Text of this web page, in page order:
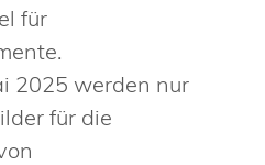
für
.
2025 werden nur
für die